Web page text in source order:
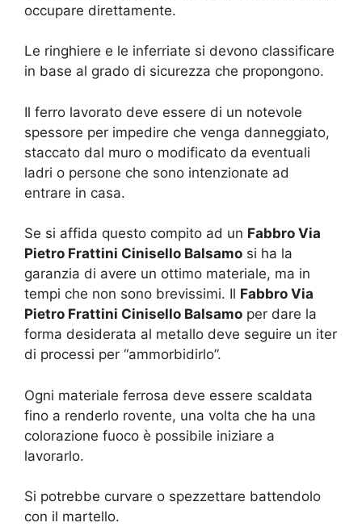
occupare direttamente.
Le ringhiere e le inferriate si devono classificare
in base al grado di sicurezza che propongono.
Il ferro lavorato deve essere di un notevole
spessore per impedire che venga danneggiato,
staccato dal muro o modificato da eventuali
ladri o persone che sono intenzionate ad
entrare in casa.
Se si affida questo compito ad un Fabbro Via
Pietro Frattini Cinisello Balsamo si ha la
garanzia di avere un ottimo materiale, ma in
tempi che non sono brevissimi. Il Fabbro Via
Pietro Frattini Cinisello Balsamo per dare la
forma desiderata al metallo deve seguire un iter
di processi per “ammorbidirlo”.
Ogni materiale ferrosa deve essere scaldata
fino a renderlo rovente, una volta che ha una
colorazione fuoco è possibile iniziare a
lavorarlo.
Si potrebbe curvare o spezzettare battendolo
con il martello.